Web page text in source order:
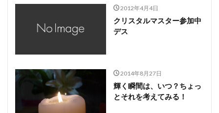
2012年4月4日
クリスタルマスター参加中
デス
2014年8月27日
輝く瞬間は、いつ？ちょっ
とそれを考えてみる！